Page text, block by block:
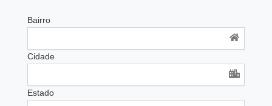
Bairro
Cidade
Estado